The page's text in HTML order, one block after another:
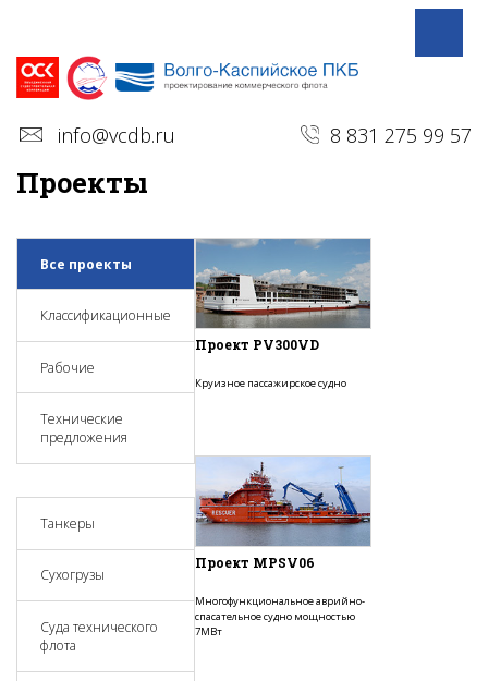
info@vcdb.ru 8 831 275 99 57
Проекты
Все проекты
Классификационные
Рабочие
Технические
предложения
Танкеры
Сухогрузы
Суда технического
флота
Проект PV300VD
Круизное пассажирское судно
Проект MPSV06
Многофункциональное аврийно-
спасательное судно мощностью
7МВт